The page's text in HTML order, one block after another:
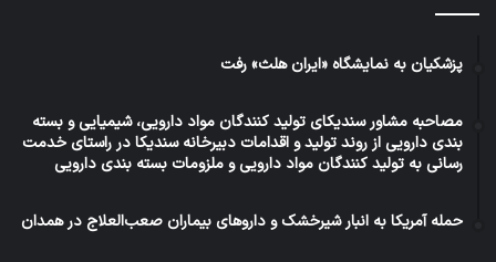
پزشکیان به نمایشگاه «ایران هلث» رفت
مصاحبه مشاور سندیکای تولید کنندگان مواد دارویی، شیمیایی و بسته
بندی دارویی از روند تولید و اقدامات دبیرخانه سندیکا در راستای خدمت
رسانی به تولید کنندگان مواد دارویی و ملزومات بسته بندی دارویی
حمله آمریکا به انبار شیرخشک و داروهای بیماران صعب‌العلاج در همدان